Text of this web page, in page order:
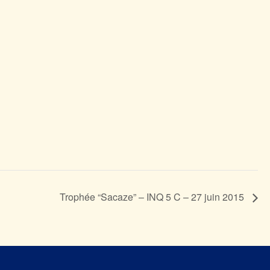
Trophée “Sacaze” – INQ 5 C – 27 juin 2015